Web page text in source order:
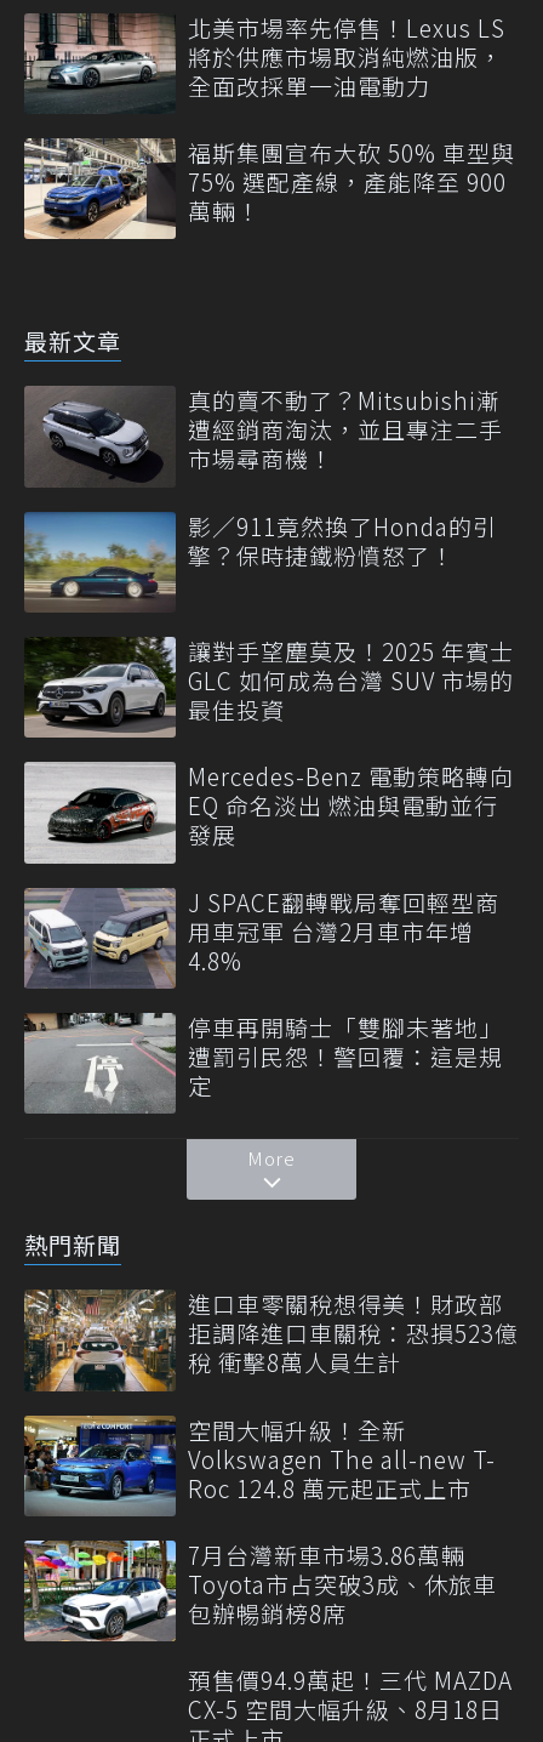
北美市場率先停售！Lexus LS
將於供應市場取消純燃油版，
全面改採單一油電動力
福斯集團宣布大砍 50% 車型與
75% 選配產線，產能降至 900
萬輛！
最新文章
真的賣不動了？Mitsubishi漸
遭經銷商淘汰，並且專注二手
市場尋商機！
影／911竟然換了Honda的引
擎？保時捷鐵粉憤怒了！
讓對手望塵莫及！2025 年賓士
GLC 如何成為台灣 SUV 市場的
最佳投資
Mercedes-Benz 電動策略轉向
EQ 命名淡出 燃油與電動並行
發展
J SPACE翻轉戰局奪回輕型商
用車冠軍 台灣2月車市年增
4.8%
停車再開騎士「雙腳未著地」
遭罰引民怨！警回覆：這是規
定
More
熱門新聞
進口車零關稅想得美！財政部
拒調降進口車關稅：恐損523億
稅 衝擊8萬人員生計
空間大幅升級！全新
Volkswagen The all-new T-
Roc 124.8 萬元起正式上市
7月台灣新車市場3.86萬輛
Toyota市占突破3成、休旅車
包辦暢銷榜8席
預售價94.9萬起！三代 MAZDA
CX-5 空間大幅升級、8月18日